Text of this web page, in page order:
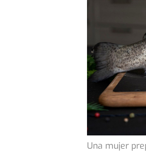
Una mujer